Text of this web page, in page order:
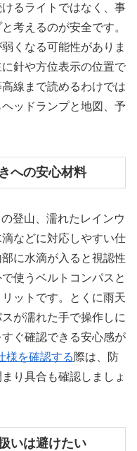
るライトではなく、事
考えるのが安全です。
くなる可能性がありま
針や方位表示の位置で
線まで読めるわけでは
ッドランプと地図、予
への安心材料
登山、濡れたレインウ
などに対応しやすい仕
に水滴が入ると視認性
使うベルトコンパスと
ットです。とくに雨天
が濡れた手で操作しに
ぐ確認できる安心感が
様を確認する際は、防
り具合も確認しましょ
いは避けたい